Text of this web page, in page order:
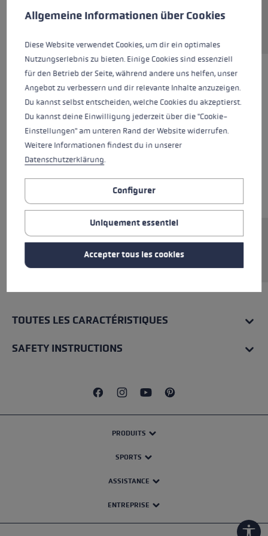
Pointe de ski de fond skating pour système
d'embouts échangeables Fin Vario.
TOUTES LES CARACTÉRISTIQUES
SAFETY INSTRUCTIONS
PRODUITS
SPORTS
ASSISTANCE
ENTREPRISE
This website uses cookies to give you the best possible experience.
Allgemeine Informationen über Cookies
Diese Website verwendet Cookies, um dir ein optimales
Nutzungserlebnis zu bieten. Einige Cookies sind essenziell
für den Betrieb der Seite, während andere uns helfen, unser
Angebot zu verbessern und dir relevante Inhalte anzuzeigen.
Du kannst selbst entscheiden, welche Cookies du akzeptierst.
Du kannst deine Einwilligung jederzeit über die "Cookie-
Einstellungen" am unteren Rand der Website widerrufen.
Weitere Informationen findest du in unserer
Datenschutzerklärung.
Configurer
Uniquement essentiel
Accepter tous les cookies